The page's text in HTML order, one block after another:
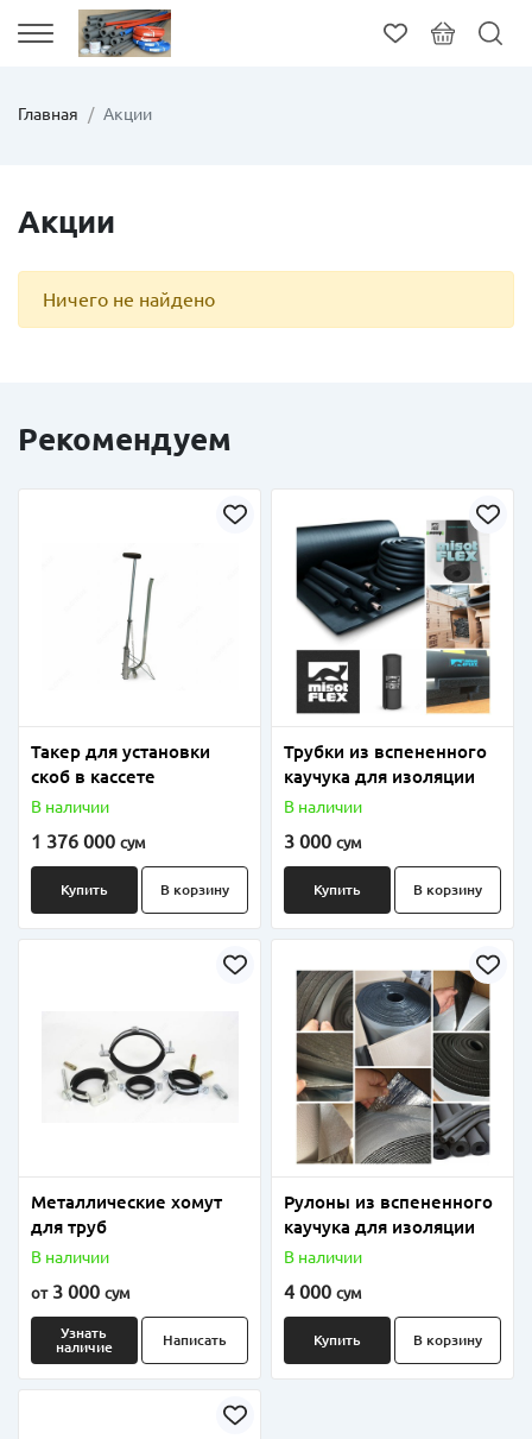
Главная Акции
Акции
Ничего не найдено
Рекомендуем
Такер для установки
скоб в кассете
В наличии
1 376 000 сум
Купить В корзину
Трубки из вспененного
каучука для изоляции
В наличии
3 000 сум
Купить В корзину
Металлические хомут
для труб
В наличии
от3 000 сум
Узнать
наличие
Написать
Рулоны из вспененного
каучука для изоляции
В наличии
4 000 сум
Купить В корзину